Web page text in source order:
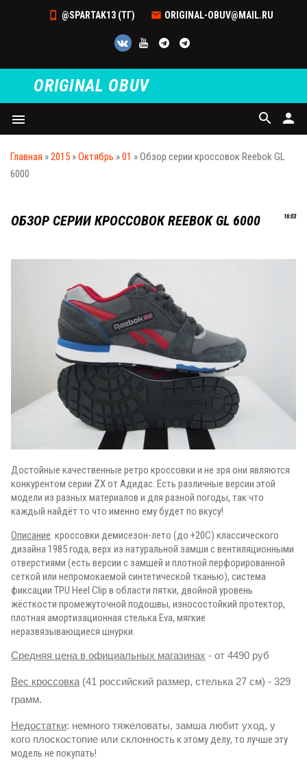
@SPARTAK13 (ТГ) ORIGINAL-OBUV@MAIL.RU
ORIGINAL OBUV
menu person
search
Главная »2015 »Октябрь »01 » Обзор серии кроссовок Reebok GL
6000
16:03
ОБЗОР СЕРИИ КРОССОВОК REEBOK GL 6000
Достойные качественные ретро кроссовки и не зря они являются
конкурентом серии ZX от Адидас. Есть различные версии этой
модели из разных материалов и для разной погоды, так что
каждый найдёт то что именно ему будет по вкусу!
Описание: кроссовки демисезон-лето (до +20С) классического
дизайна 1985 года, верх из натуральной замши с вентиляционными
отверстиями (есть версии с замшей и плотной перфорированной
сеткой или непромокаемой синтетической тканью), система
фиксации TPU Heel Clip в области пятки, двойной уровень
жёсткости промежуточной подошвы, износостойкий протектор,
плотная амортизационная стелька Eva, мягкие
неразвязывающиеся шнурки.
Средняя цена в официальных магазинах - от 4490 руб
Вес кроссовка (41 российский размер, стелька 27 см) - 329
грамм.
Недостатки: немного тяжеловаты, замша любит уход, у
кого плоскостопие или склонность к этому делу, то лучше эту
модель не покупать!